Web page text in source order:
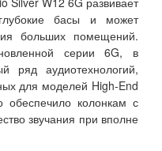
басы и может
больших помещений.
серии 6G, в
ряд аудиотехнологий,
для моделей High-End
колонкам с
звучания при вполне